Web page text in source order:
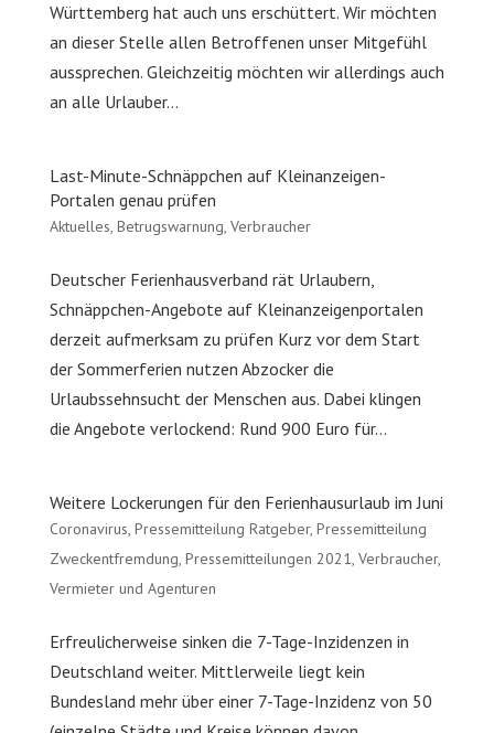
Württemberg hat auch uns erschüttert. Wir möchten
an dieser Stelle allen Betroffenen unser Mitgefühl
aussprechen. Gleichzeitig möchten wir allerdings auch
an alle Urlauber...
Last-Minute-Schnäppchen auf Kleinanzeigen-
Portalen genau prüfen
Aktuelles, Betrugswarnung, Verbraucher
Deutscher Ferienhausverband rät Urlaubern,
Schnäppchen-Angebote auf Kleinanzeigenportalen
derzeit aufmerksam zu prüfen Kurz vor dem Start
der Sommerferien nutzen Abzocker die
Urlaubssehnsucht der Menschen aus. Dabei klingen
die Angebote verlockend: Rund 900 Euro für...
Weitere Lockerungen für den Ferienhausurlaub im Juni
Coronavirus, Pressemitteilung Ratgeber, Pressemitteilung
Zweckentfremdung, Pressemitteilungen 2021, Verbraucher,
Vermieter und Agenturen
Erfreulicherweise sinken die 7-Tage-Inzidenzen in
Deutschland weiter. Mittlerweile liegt kein
Bundesland mehr über einer 7-Tage-Inzidenz von 50